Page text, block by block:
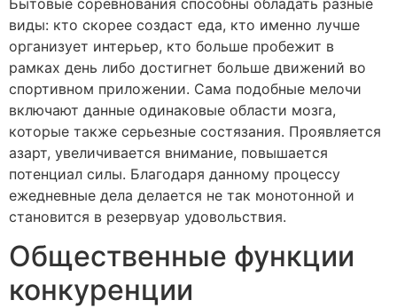
виды: кто скорее создаст еда, кто именно лучше
организует интерьер, кто больше пробежит в
рамках день либо достигнет больше движений во
спортивном приложении. Сама подобные мелочи
включают данные одинаковые области мозга,
которые также серьезные состязания. Проявляется
азарт, увеличивается внимание, повышается
потенциал силы. Благодаря данному процессу
ежедневные дела делается не так монотонной и
становится в резервуар удовольствия.
Общественные функции
конкуренции